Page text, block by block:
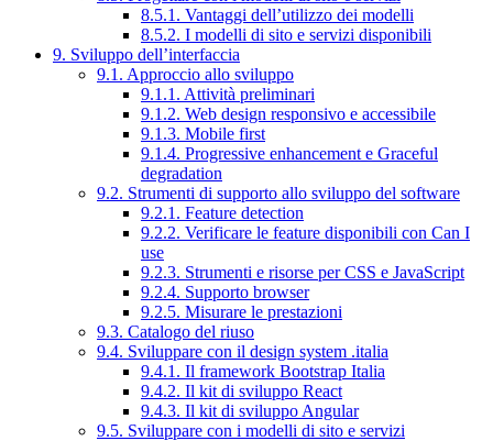
8.5.1. Vantaggi dell’utilizzo dei modelli
8.5.2. I modelli di sito e servizi disponibili
9. Sviluppo dell’interfaccia
9.1. Approccio allo sviluppo
9.1.1. Attività preliminari
9.1.2. Web design responsivo e accessibile
9.1.3. Mobile first
9.1.4. Progressive enhancement e Graceful
degradation
9.2. Strumenti di supporto allo sviluppo del software
9.2.1. Feature detection
9.2.2. Verificare le feature disponibili con Can I
use
9.2.3. Strumenti e risorse per CSS e JavaScript
9.2.4. Supporto browser
9.2.5. Misurare le prestazioni
9.3. Catalogo del riuso
9.4. Sviluppare con il design system .italia
9.4.1. Il framework Bootstrap Italia
9.4.2. Il kit di sviluppo React
9.4.3. Il kit di sviluppo Angular
9.5. Sviluppare con i modelli di sito e servizi